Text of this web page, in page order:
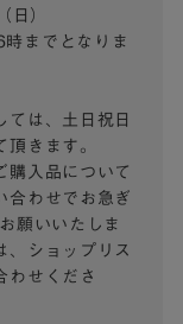
）
までとなりま
ては、土日祝日
きます。
購入品について
合わせでお急ぎ
願いいたしま
、ショップリス
わせくださ